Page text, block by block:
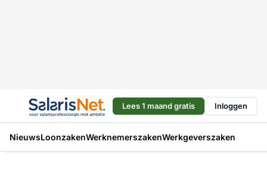
Lees 1 maand gratis Inloggen
NieuwsLoonzakenWerknemerszakenWerkgeverszaken